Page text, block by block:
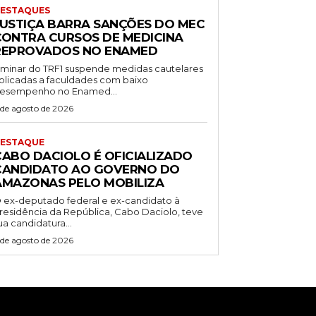
BARRA SANÇÕES DO MEC
CURSOS DE MEDICINA
NO ENAMED
do TRF1 suspende medidas cautelares
a faculdades com baixo
no Enamed...
agosto de 2026
DACIOLO É OFICIALIZADO
AO GOVERNO DO
PELO MOBILIZA
ex-deputado federal e ex-candidato à
da República, Cabo Daciolo, teve
candidatura...
agosto de 2026